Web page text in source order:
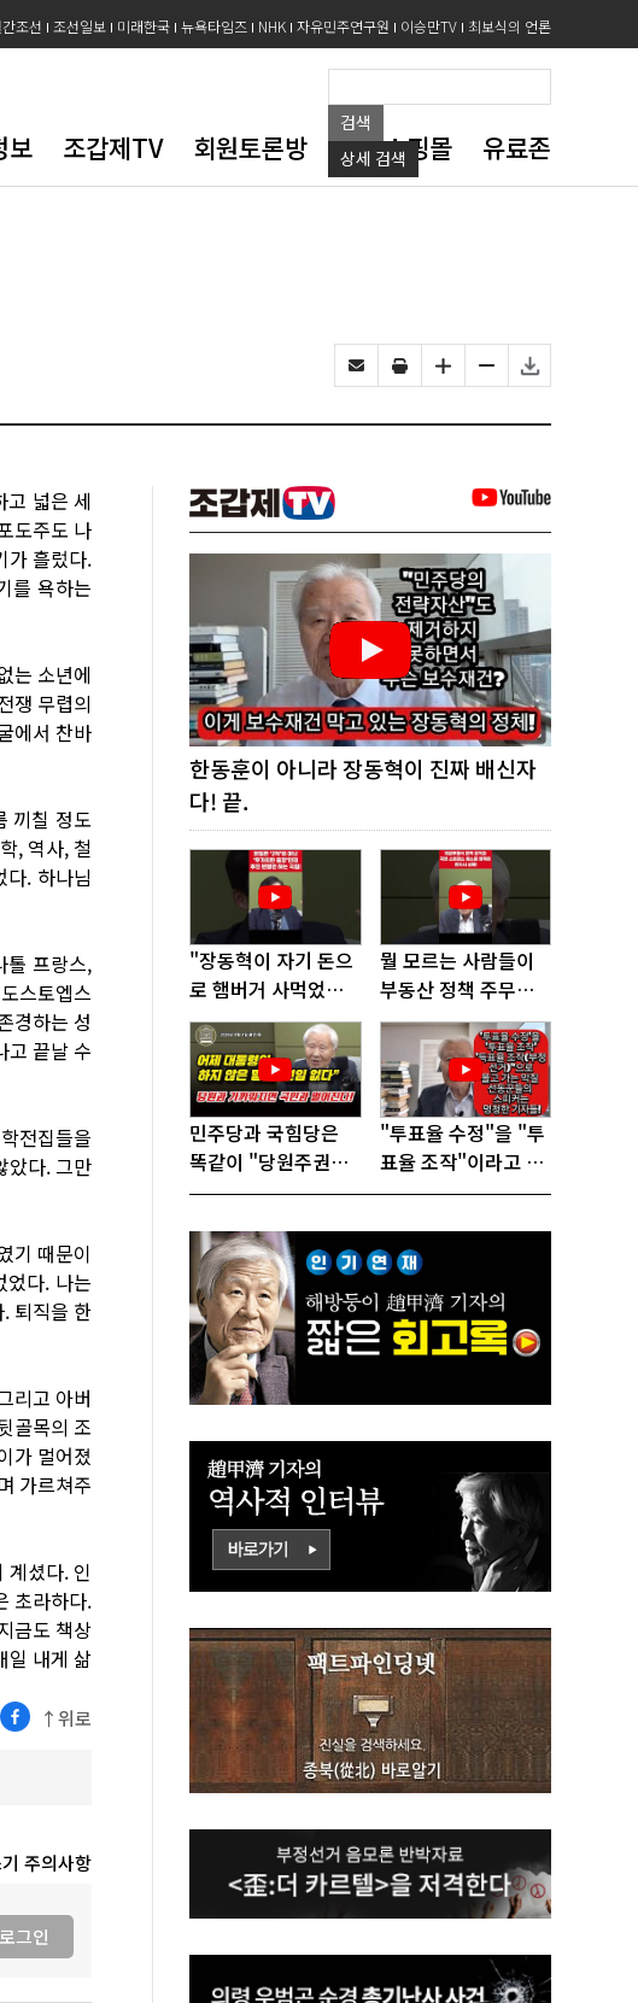
조선 조선일보 미래한국 뉴욕타임즈 NHK 자유민주연구원 이승만TV 최보식의 언론
검색
상세 검색
보 조갑제TV 회원토론방 도서쇼핑몰 유료존
고 넓은 세
도주도 나
가 흘렀다.
를 욕하는
는 소년에
쟁 무렵의
에서 찬바
끼칠 정도
, 역사, 철
. 하나님
톨 프랑스,
스토엡스
경하는 성
고 끝날 수
전집들을
았다. 그만
기 때문이
었다. 나는
퇴직을 한
리고 아버
골목의 조
가 멀어졌
가르쳐주
셨다. 인
초라하다.
금도 책상
일 내게 삶
↑위로
주의사항
로그인
한동훈이 아니라 장동혁이 진짜 배신자
다! 끝.
"장동혁이 자기 돈으
로 햄버거 사먹었다
고? 너무 없어 보인
다"
뭘 모르는 사람들이
부동산 정책 주무르
다가 여기까지 왔다!
민주당과 국힘당은
똑같이 "당원주권정
당"으로 전락했다!
"투표율 수정"을 "투
표율 조작"이라고 선
동하는 참 나쁜 사람